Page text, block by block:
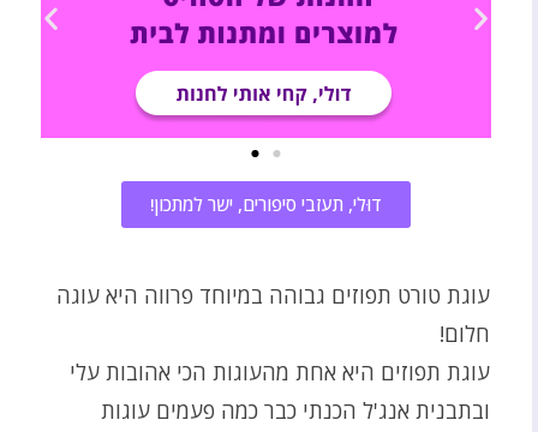
דוּלי, תעזבי סיפורים, ישר למתכון!
עוגת טורט תפוזים גבוהה במיוחד פרווה היא עוגה
חלום!
עוגת תפוזים היא אחת מהעוגות הכי אהובות עלי
ובתבנית אנג'ל הכנתי כבר כמה פעמים עוגות